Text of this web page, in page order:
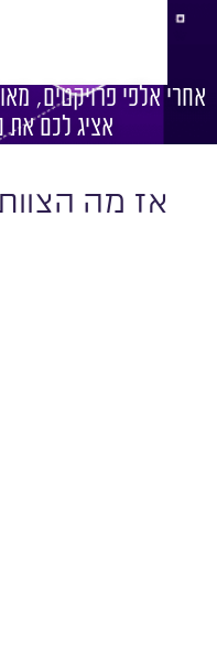
אחרי אלפי פרויקטים,
אציג לכם את
אז מה